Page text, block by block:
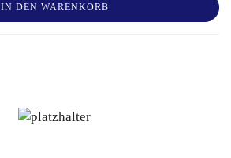
IN DEN WARENKORB